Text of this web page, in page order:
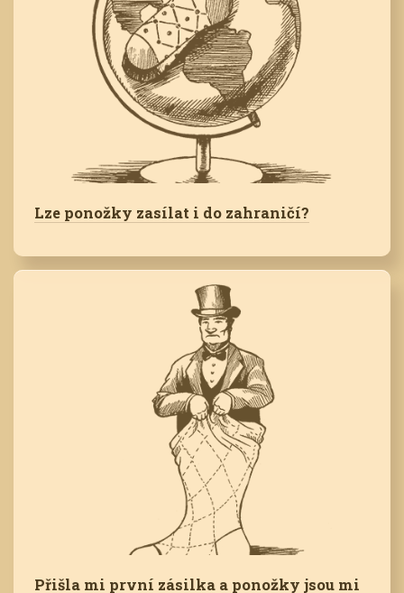
Lze ponožky zasílat i do zahraničí?
Přišla mi první zásilka a ponožky jsou mi